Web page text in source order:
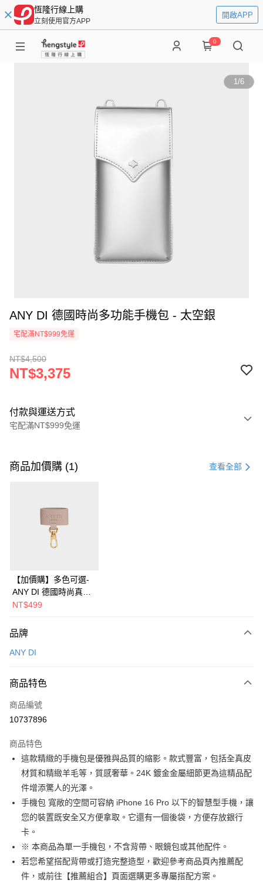
恆隆行線上購
立刻使用官方APP
開啟APP
0
1/6
ANY DI 德國時尚多功能手機包 - 太空銀
宅配滿NT$999免運
NT$4,500
NT$3,375
付款與運送方式
宅配滿NT$999免運
信用卡一次付款
3 期 0 利率 每期
合作金庫商業銀行
華南商業銀行
上海商業儲蓄銀行
臺灣中小企業銀行
匯豐（台灣）商業銀行
聯邦商業銀行
元大商業銀行
台新國際商業銀行
台灣樂天信用卡公司
6 期 0 利率 每期
合作金庫商業銀行
國泰世華商業銀行
臺灣中小企業銀行
匯豐（台灣）商業銀行
元大商業銀行
玉山商業銀行
台新國際商業銀行
Apple Pay
街口支付
Google Pay
ATM付款
運送方式
宅配
每筆NT$100，滿NT$999(含以上)免運費
付款後門市自取
免運費
商品加價購 (1) 查看全部
【加價購】多色可選-
ANY DI 德國時尚真皮
多功能吊扣
NT$499
品牌
ANY DI
商品特色
商品編號
10737896
商品特色
這款精緻的手機包是優雅與品質的縮影。款式豐富，包括全真皮
材質和精緻羊毛等，質感奢華。24K 鍍金金屬細節更為這精品配
件增添驚人的光澤。
手機包 寬敞的空間可容納 iPhone 16 Pro 以下的智慧型手機，讓
您的裝置既安全又方便拿取。它還有一個後袋，方便存放銀行
卡。
※ 本商品為單一手機包，不含背帶、眼鏡包或其他配件。
若您希望搭配背帶或打造完整造型，歡迎參考商品頁內推薦配
件，或前往【推薦組合】頁面選購更多專屬搭配方案。